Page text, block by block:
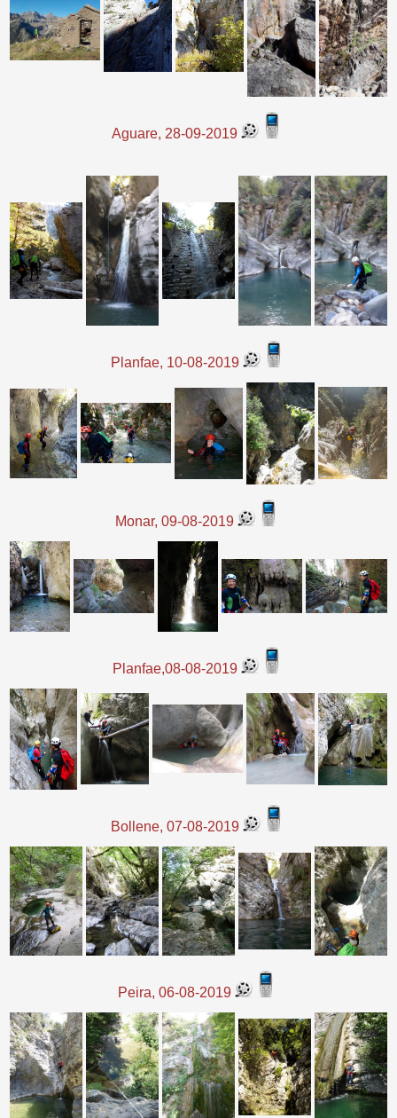
Aguare, 28-09-2019
Planfae, 10-08-2019
Monar, 09-08-2019
Planfae,08-08-2019
Bollene, 07-08-2019
Peira, 06-08-2019